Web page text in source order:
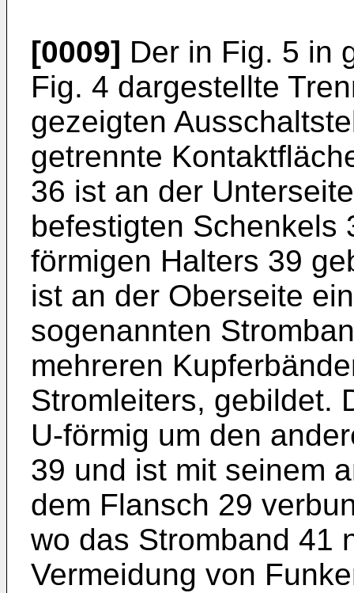
[0009] Der in Fig. 5 in
Fig. 4 dargestellte
gezeigten
getrennte
36 ist an der
befestigten Schenkels
förmigen Halters 39
ist an der Oberseite
sogenannten
mehreren
Stromleiters, gebildet.
U-förmig um den
39 und ist mit seinem
dem Flansch 29
wo das Stromband 41
Vermeidung von